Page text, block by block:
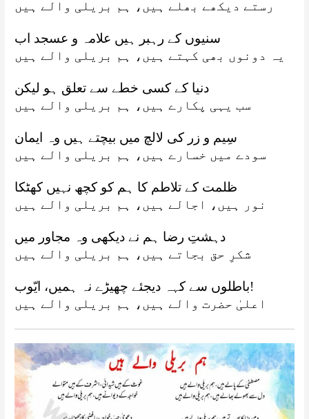
رستے دیکھے بھلے ہیں، ہم بریلی والے ہیں
سنیوں کے رہبر ہیں علامہ و عسجد اب
یہ دونوں بھی کہتے ہیں، ہم بریلی والے ہیں
دنیا کے کسی خطے سے تعلق ہو لیکن
سب یہی پکارے ہیں، ہم بریلی والے ہیں
سِیم و زر کی لالچ میں بیچتے ہیں وہ ایمان
سودے میں خسارے ہیں، ہم بریلی والے ہیں
ظلمت کے تلاطم کا ہم کو کچھ نہیں کھٹکا
نور ہیں، اجالے ہیں، ہم بریلی والے ہیں
دہشتِ رضا ہم نے دیکھی وہ مجاور میں
شکرِ حق بجاتے ہیں، ہم بریلی والے ہیں
باطلوں سے کہہ دیجئے چھیڑے نہ ہمیں، ایّوب!
اعلیٰ حضرت والے ہیں، ہم بریلی والے ہیں